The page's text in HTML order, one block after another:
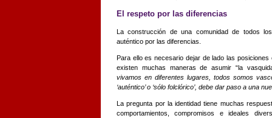
El respeto por las diferencias
La construcción de una comunidad de todos
auténtico por las diferencias.
Para ello es necesario dejar de lado las
existen muchas maneras de asumir “la
vivamos en diferentes lugares, todos somos
‘auténtico’ o ‘sólo folclórico’, debe dar paso a una
La pregunta por la identidad tiene muchas
comportamientos, compromisos e ideales